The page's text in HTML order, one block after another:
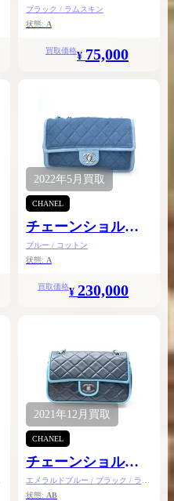
ー
ブラック / ラムスキン
状態: A
買取価格¥ 75,000
2022年5月 買取
CHANEL
チェーンショルダ
ー
ブルー / コットン
状態: A
買取価格¥ 230,000
2021年12月 買取
CHANEL
チェーンショルダ
ー
エメラルドブルー / ブラック / ラム
スキン
状態: AB